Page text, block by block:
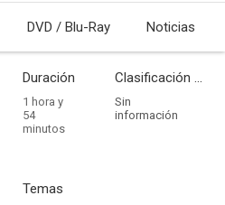
Estrenada
DVD / Blu-Ray Noticias
Duración
1 hora y
54
minutos
Clasificación por edades
Sin
información
Temas